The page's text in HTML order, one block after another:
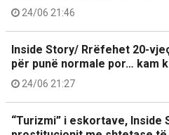
24/06 21:46
Inside Story/ Rrëfehet 20-
për punë normale por… kam
24/06 21:27
“Turizmi” i eskortave, Inside